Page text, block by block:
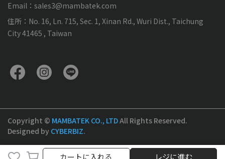
カートに入れる レジに進む
Email：sales3@mambatek.com
住所：No. 16, Ln. 715, Sec. 1, Xinan Rd., Wuri Dist., Taichung
City 41465 , Taiwan
Copyright © MAMBATEK CO., LTDAll Rights Reserved.
Designed by CYBERBIZ.